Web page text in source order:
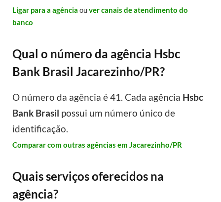
Ligar para a agência ouver canais de atendimento do
banco
Qual o número da agência Hsbc
Bank Brasil Jacarezinho/PR?
O número da agência é 41. Cada agência Hsbc
Bank Brasil possui um número único de
identificação.
Comparar com outras agências em Jacarezinho/PR
Quais serviços oferecidos na
agência?